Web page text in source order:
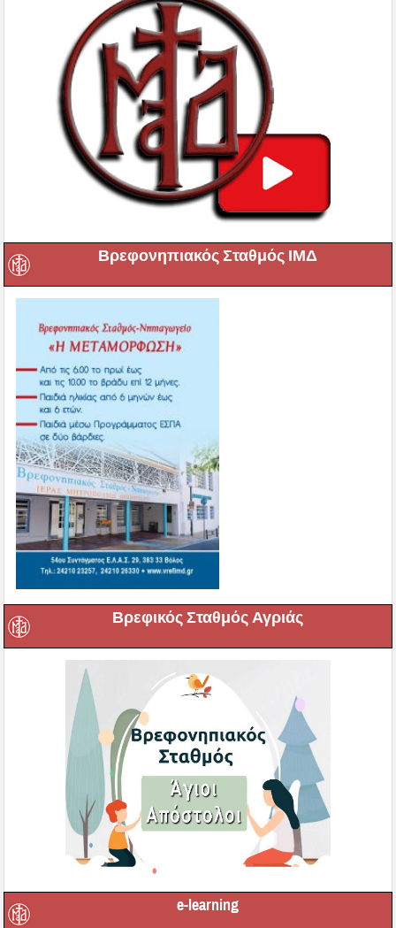
Βρεφονηπιακός Σταθμός ΙΜΔ
Βρεφικός Σταθμός Αγριάς
e-learning